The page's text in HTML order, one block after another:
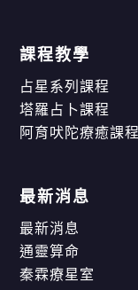
課程教學
占星系列課程
塔羅占卜課程
阿育吠陀療癒課程
最新消息
最新消息
通靈算命
秦霖療星室